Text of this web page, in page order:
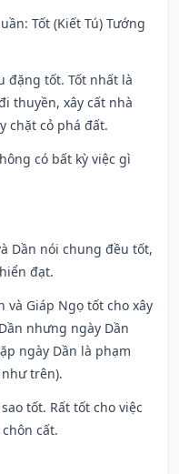
Tốt (Kiết Tú) Tướng
đặng tốt. Tốt nhất là
thuyền, xây cất nhà
chặt cỏ phá đất.
có bất kỳ việc gì
Dần nói chung đều tốt,
đạt.
và Giáp Ngọ tốt cho xây
nhưng ngày Dần
ngày Dần là phạm
trên).
tốt. Rất tốt cho việc
cất.